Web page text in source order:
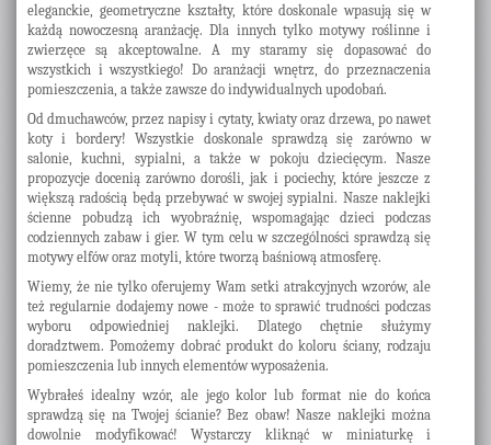
eleganckie, geometryczne kształty, które doskonale wpasują się w
każdą nowoczesną aranżację. Dla innych tylko motywy roślinne i
zwierzęce są akceptowalne. A my staramy się dopasować do
wszystkich i wszystkiego! Do aranżacji wnętrz, do przeznaczenia
pomieszczenia, a także zawsze do indywidualnych upodobań.
Od dmuchawców, przez napisy i cytaty, kwiaty oraz drzewa, po nawet
koty i bordery! Wszystkie doskonale sprawdzą się zarówno w
salonie, kuchni, sypialni, a także w pokoju dziecięcym. Nasze
propozycje docenią zarówno dorośli, jak i pociechy, które jeszcze z
większą radością będą przebywać w swojej sypialni. Nasze naklejki
ścienne pobudzą ich wyobraźnię, wspomagając dzieci podczas
codziennych zabaw i gier. W tym celu w szczególności sprawdzą się
motywy elfów oraz motyli, które tworzą baśniową atmosferę.
Wiemy, że nie tylko oferujemy Wam setki atrakcyjnych wzorów, ale
też regularnie dodajemy nowe - może to sprawić trudności podczas
wyboru odpowiedniej naklejki. Dlatego chętnie służymy
doradztwem. Pomożemy dobrać produkt do koloru ściany, rodzaju
pomieszczenia lub innych elementów wyposażenia.
Wybrałeś idealny wzór, ale jego kolor lub format nie do końca
sprawdzą się na Twojej ścianie? Bez obaw! Nasze naklejki można
dowolnie modyfikować! Wystarczy kliknąć w miniaturkę i